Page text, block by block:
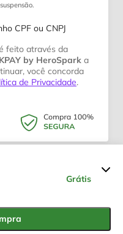
CPF ou CNPJ
R$ 0,00
Grátis
feito através da
by HeroSpark a
você concorda
de Privacidade.